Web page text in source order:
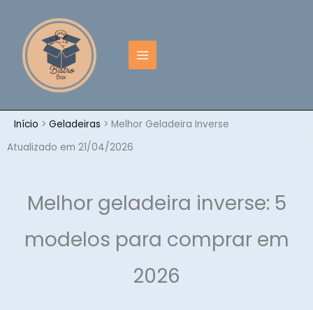
conteúdo
Início Geladeiras
Melhor Geladeira Inverse
Atualizado em 21/04/2026
Melhor geladeira inverse: 5
modelos para comprar em
2026